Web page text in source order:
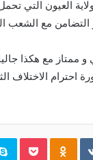
العيون التي
التضامن مع الشعب
و ممتاز مع هكذا
الاختلاف
‏VKontakte
Pocket